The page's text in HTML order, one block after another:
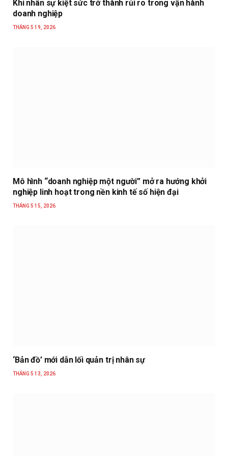
Khi nhân sự kiệt sức trở thành rủi ro trong vận hành
doanh nghiệp
THÁNG 5 19, 2026
Mô hình “doanh nghiệp một người” mở ra hướng khởi
nghiệp linh hoạt trong nền kinh tế số hiện đại
THÁNG 5 15, 2026
‘Bản đồ’ mới dẫn lối quản trị nhân sự
THÁNG 5 13, 2026